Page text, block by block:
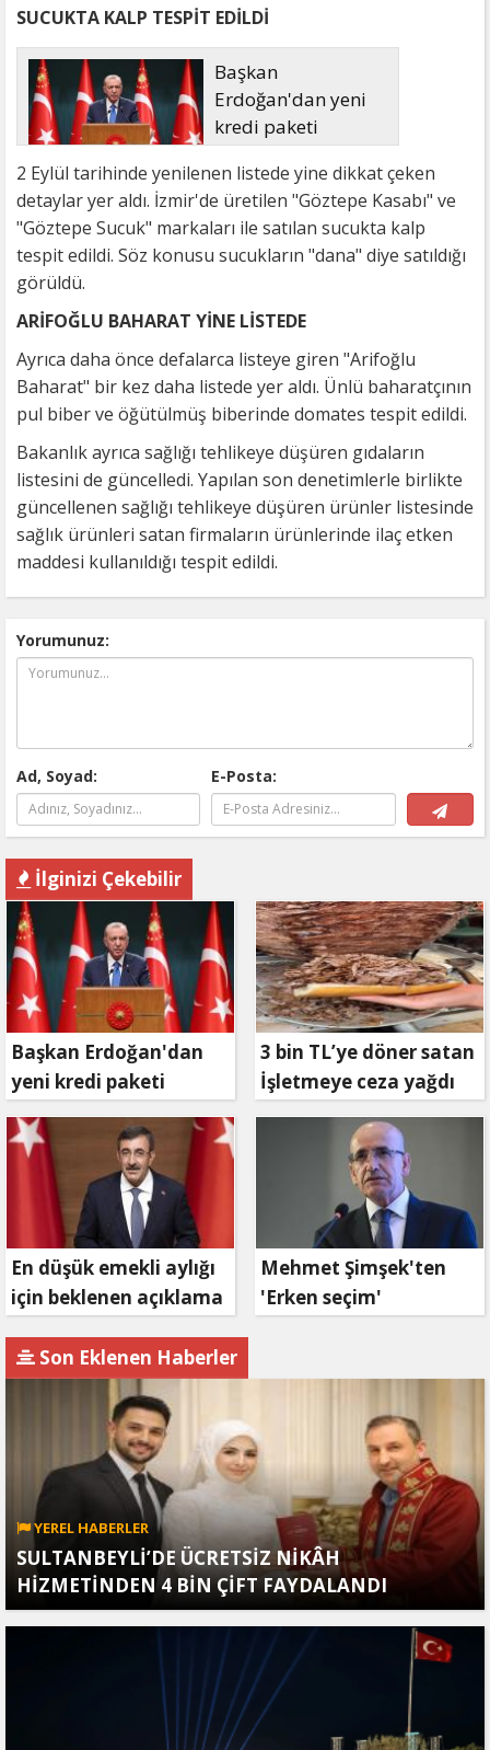
SUCUKTA KALP TESPİT EDİLDİ
Başkan
Erdoğan'dan yeni
kredi paketi
müjdesi: 6 ay geri
ödemesiz, 36 ay vadeli
2 Eylül tarihinde yenilenen listede yine dikkat çeken
detaylar yer aldı. İzmir'de üretilen "Göztepe Kasabı" ve
"Göztepe Sucuk" markaları ile satılan sucukta kalp
tespit edildi. Söz konusu sucukların "dana" diye satıldığı
görüldü.
ARİFOĞLU BAHARAT YİNE LİSTEDE
Ayrıca daha önce defalarca listeye giren "Arifoğlu
Baharat" bir kez daha listede yer aldı. Ünlü baharatçının
pul biber ve öğütülmüş biberinde domates tespit edildi.
Bakanlık ayrıca sağlığı tehlikeye düşüren gıdaların
listesini de güncelledi. Yapılan son denetimlerle birlikte
güncellenen sağlığı tehlikeye düşüren ürünler listesinde
sağlık ürünleri satan firmaların ürünlerinde ilaç etken
maddesi kullanıldığı tespit edildi.
Yorumunuz:
Ad, Soyad: E-Posta:
İlginizi Çekebilir
Başkan Erdoğan'dan
yeni kredi paketi
ödemesiz, 36 ay vadeli
3 bin TL’ye döner satan
İşletmeye ceza yağdı
En düşük emekli aylığı
için beklenen açıklama
Mehmet Şimşek'ten
'Erken seçim'
Son Eklenen Haberler
YEREL HABERLER
SULTANBEYLİ’DE ÜCRETSİZ NİKÂH
HİZMETİNDEN 4 BİN ÇİFT FAYDALANDI